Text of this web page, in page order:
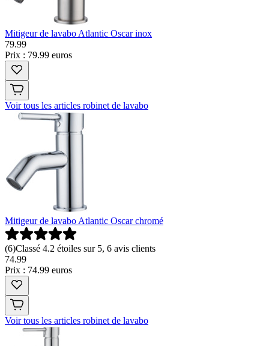
Mitigeur de lavabo Atlantic Oscar inox
79.99
Prix : 79.99 euros
Voir tous les articles robinet de lavabo
Mitigeur de lavabo Atlantic Oscar chromé
(6)Classé 4.2 étoiles sur 5, 6 avis clients
74.99
Prix : 74.99 euros
Voir tous les articles robinet de lavabo